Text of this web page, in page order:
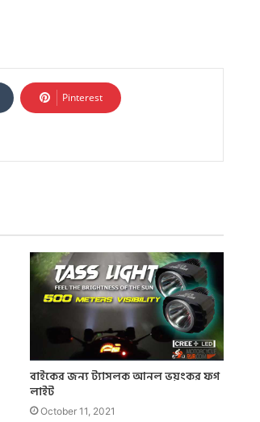
Pinterest
বাইকের জন্য ট্যাসলক আনল ভয়ংকর ফগ
লাইট
October 11, 2021